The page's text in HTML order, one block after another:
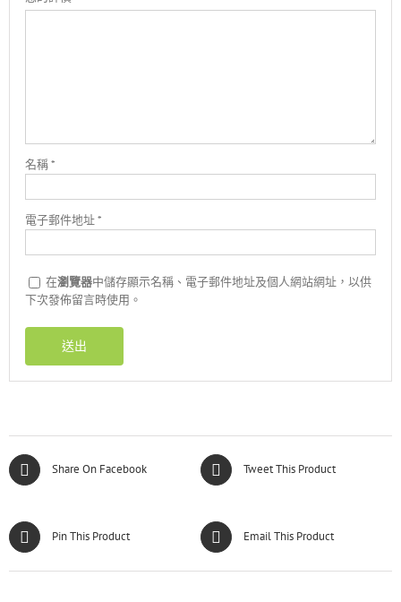
名稱*
電子郵件地址*
在瀏覽器中儲存顯示名稱、電子郵件地址及個人網站網址，以供
下次發佈留言時使用。
Share On Facebook Tweet This Product
Pin This Product Email This Product